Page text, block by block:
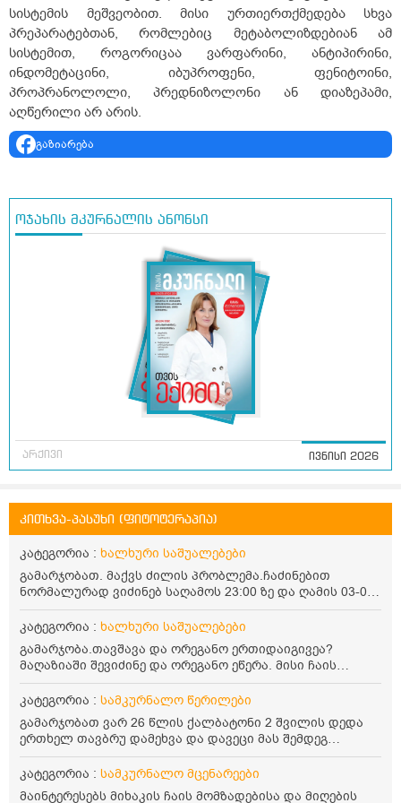
სისტემის მეშვეობით. მისი ურთიერთქმედება სხვა
პრეპარატებთან, რომლებიც მეტაბოლიზდებიან ამ
სისტემით, როგორიცაა ვარფარინი, ანტიპირინი,
ინდომეტაცინი, იბუპროფენი, ფენიტოინი,
პროპრანოლოლი, პრედნიზოლონი ან დიაზეპამი,
აღწერილი არ არის.
გაზიარება
ოჯახის მკურნალის ანონსი
არქივი ივნისი 2026
კითხვა-პასუხი (ფიტოტერაპია)
კატეგორია : ხალხური საშუალებები
გამარჯობათ. მაქვს ძილის პრობლემა.ჩაძინებით
ნორმალურად ვიძინებ საღამოს 23:00 ზე და ღამის 03-00
ან 04:00 საათზე მეღვიძება და მერე ვერ ვიძინებ
ვერაფრით.რამე ხალხური საშუალება თუ არის ამ
პრობლემის მოსაგვარებლად
კატეგორია : ხალხური საშუალებები
გამარჯობა.თავშავა და ორეგანო ერთიდაიგივეა?
მაღაზიაში შევიძინე და ორეგანო ეწერა. მისი ჩაის
დალევის წესი მაინტერესებს.რისთვის არის კარგი?
წავიკითხე რომ: 1 ჭიქა თბილ წყალში ჩავყაროთ 1 ჩაის
კოვზი დაქუცმაცებული და გამხმარი ორეგანო და
გავაჩეროთ 10-15 წუთი, მივიღოთო ჭამიდან 1-2 საათში.
მიზანი: ანტიოქსიდანტური და ანთების საწინააღმდეგო
თვისება. სწორია ეს ინფორმაცია? უკუჩვენება რა აქვს
და ბრონქულ ასთმას თუ შველის ორეგანოს ჩაი?
კატეგორია : სამკურნალო წერილები
გამარჯობათ ვარ 26 წლის ქალბატონი 2 შვილის დედა
ერთხელ თავბრუ დამეხვა და დავეცი მას შემდეგ
დამეწყო შიშები ვეღარ გავდიოდი გარეთ რადგან ისევ
ასე ცუდად არ გავხდარიყავი ყურის ანთება მქონდა
მაშინ როგორც გაირკვა მას შემსეგ გავიდა 1 წელზე
კატეგორია : სამკურნალო მცენარეები
მაინტერესებს მიხაკის ჩაის მომზადებისა და მიღების